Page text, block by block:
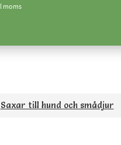
moms
Saxar till hund och smådjur